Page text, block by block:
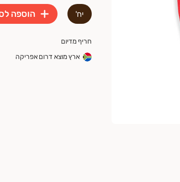
יח' הוספה
חריף מדיום
ארץ מוצא דרום אפריקה